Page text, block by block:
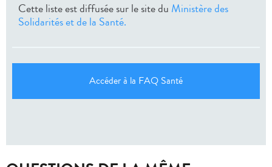
Cette liste est diffusée sur le site du Ministère des
Solidarités et de la Santé.
Accéder à la FAQ Santé